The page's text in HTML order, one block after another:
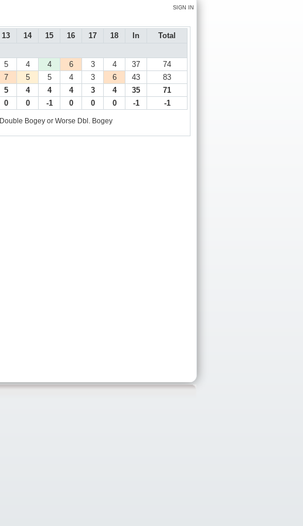
SIGN IN
13 14 15 16 17 18 In
Total
5 4 4 6 3 4 37
74
7 5 5 4 3 6 43
83
5 4 4 4 3 4 35
71
0 0 -1 0 0 0 -1 -1
Double Bogey or Worse Dbl. Bogey